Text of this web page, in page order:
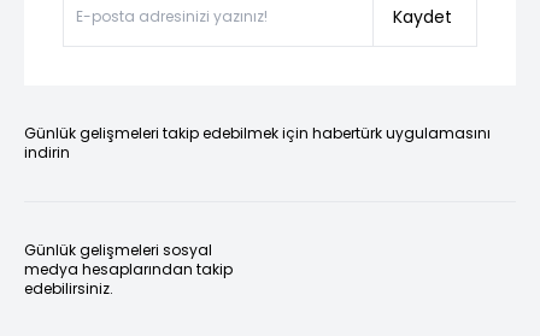
Kaydet
Günlük gelişmeleri takip edebilmek için habertürk uygulamasını
indirin
Günlük gelişmeleri sosyal
medya hesaplarından takip
edebilirsiniz.